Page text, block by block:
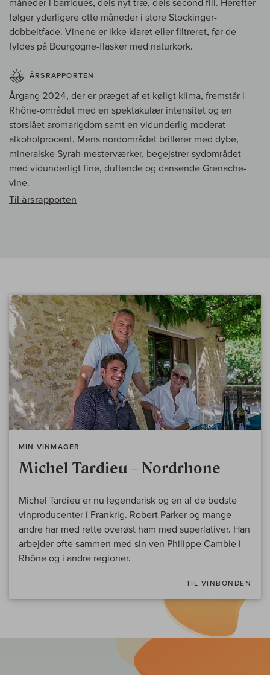
måneder i barriques, dels nyt træ, dels second fill. Herefter
følger yderligere otte måneder i store Stockinger-
dobbeltfade. Vinene er ikke klaret eller filtreret, før de
fyldes på Bourgogne-flasker med naturkork.
ÅRSRAPPORTEN
Årgang 2024, der er præget af et køligt klima, fremstår i
Rhône-området med en spektakulær intensitet og en
storslået aromarigdom samt en vidunderlig moderat
alkoholprocent. Mens nordområdet brillerer med dybe,
mineralske Syrah-mesterværker, begejstrer sydområdet
med vidunderligt fine, duftende og dansende Grenache-
vine.
Til årsrapporten
MIN VINMAGER
Michel Tardieu – Nordrhone
Michel Tardieu er nu legendarisk og en af de bedste
vinproducenter i Frankrig. Robert Parker og mange
andre har med rette overøst ham med superlativer. Han
arbejder ofte sammen med sin ven Philippe Cambie i
Rhône og i andre regioner.
TIL VINBONDEN